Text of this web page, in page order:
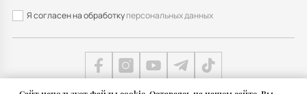
Я согласен на обработкуперсональных данных